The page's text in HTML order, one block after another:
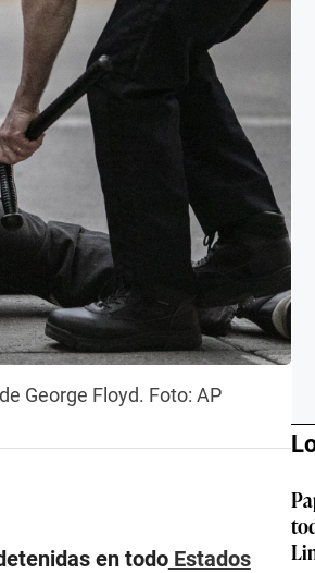
George Floyd. Foto: AP
en todoEstados